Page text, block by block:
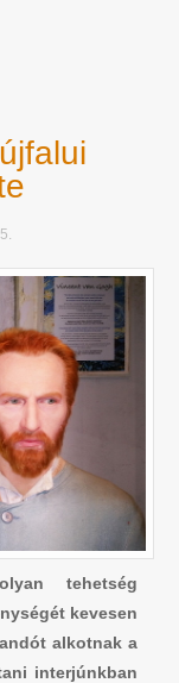
tehetség
kevesen
alkotnak a
interjúnkban